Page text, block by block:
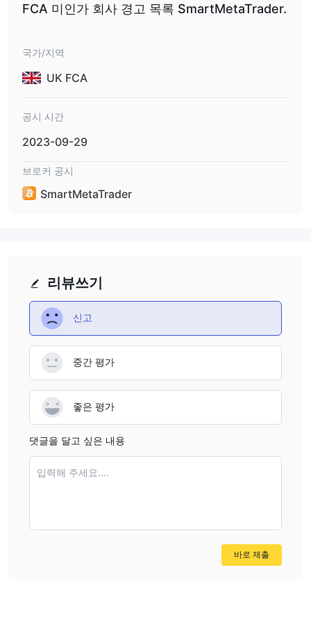
FCA 미인가 회사 경고 목록 SmartMetaTrader.
국가/지역
UK FCA
공시 시간
2023-09-29
브로커 공시
SmartMetaTrader
리뷰쓰기
신고
중간 평가
좋은 평가
댓글을 달고 싶은 내용
입력해 주세요....
바로 제출